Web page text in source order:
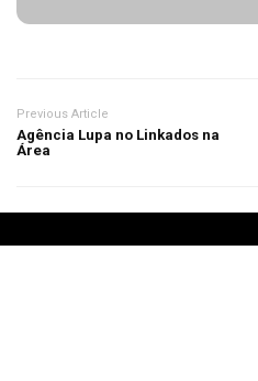
Previous Article
Agência Lupa no Linkados na
Área